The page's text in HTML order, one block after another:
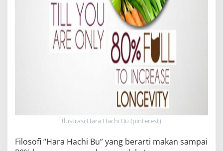
Ilustrasi Hara Hachi Bu (pinterest)
Filosofi “Hara Hachi Bu” yang berarti makan sampai